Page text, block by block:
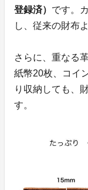
登録済） です。
し、従来の財布
さらに、重なる
紙幣20枚、コイ
り収納しても、
す。